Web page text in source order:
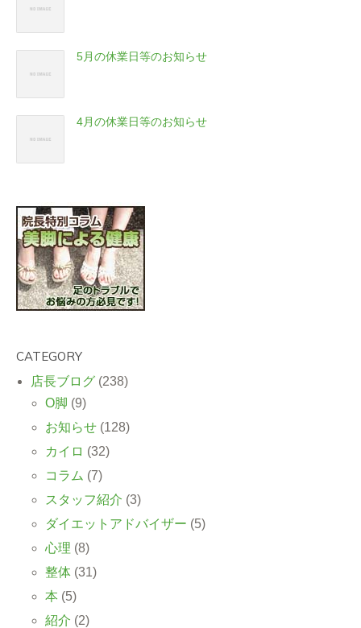
5月の休業日等のお知らせ
4月の休業日等のお知らせ
CATEGORY
店長ブログ (238)
O脚 (9)
お知らせ (128)
カイロ (32)
コラム (7)
スタッフ紹介 (3)
ダイエットアドバイザー (5)
心理 (8)
整体 (31)
本 (5)
紹介 (2)